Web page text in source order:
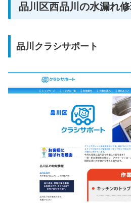
品川区西品川の水漏れ
品川クラシサポート